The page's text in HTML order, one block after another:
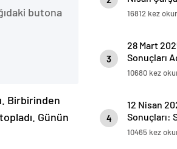
butona
Birbirinden
Günün
Listesi
16812 kez
3
28 Mart
Sonuçları
Sahibi Kim
10680 kez
4
12 Nisan
Sonuçları:
Zirvede!
10465 kez